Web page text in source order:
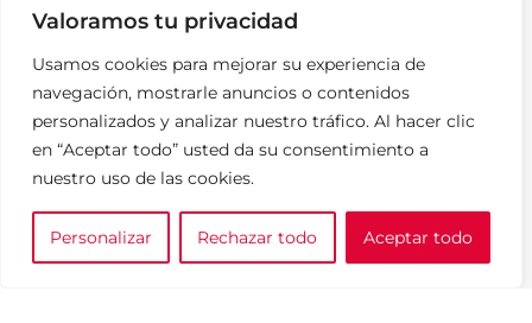
Valoramos tu privacidad
Usamos cookies para mejorar su experiencia de
navegación, mostrarle anuncios o contenidos
personalizados y analizar nuestro tráfico. Al hacer clic
en “Aceptar todo” usted da su consentimiento a
nuestro uso de las cookies.
Personalizar Rechazar todo Aceptar todo
INFORMACIÓN
Sobre SparkLoad
Distribuidores
FAQ
Contacto
Noticias
0